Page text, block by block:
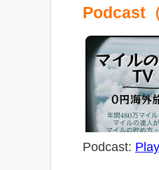
Podcast（
Podcast: